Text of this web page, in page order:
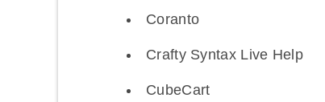
Coranto
Crafty Syntax Live Help
CubeCart